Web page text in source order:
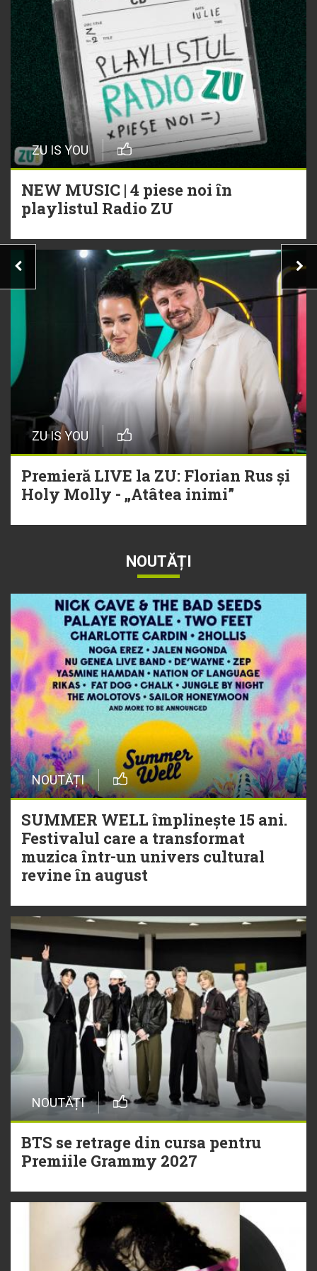
ZU IS YOU
NEW MUSIC | 4 piese noi în
playlistul Radio ZU
ZU IS YOU
Premieră LIVE la ZU: Florian Rus și
Holy Molly - „Atâtea inimi”
NOUTĂȚI
NOUTĂȚI
SUMMER WELL împlinește 15 ani.
Festivalul care a transformat
muzica într-un univers cultural
revine în august
NOUTĂȚI
BTS se retrage din cursa pentru
Premiile Grammy 2027